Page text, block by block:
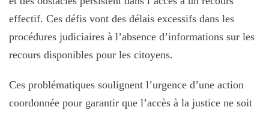
effectif. Ces défis vont des délais excessifs dans les
procédures judiciaires à l’absence d’informations sur les
recours disponibles pour les citoyens.
Ces problématiques soulignent l’urgence d’une action
coordonnée pour garantir que l’accès à la justice ne soit